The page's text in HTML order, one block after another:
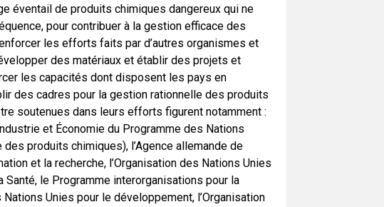
éventail de produits chimiques dangereux qui ne
pour contribuer à la gestion efficace des
les efforts faits par d’autres organismes et
des matériaux et établir des projets et
les capacités dont disposent les pays en
des cadres pour la gestion rationnelle des produits
soutenues dans leurs efforts figurent notamment :
et Économie du Programme des Nations
produits chimiques), l’Agence allemande de
et la recherche, l’Organisation des Nations Unies
le Programme interorganisations pour la
Unies pour le développement, l’Organisation